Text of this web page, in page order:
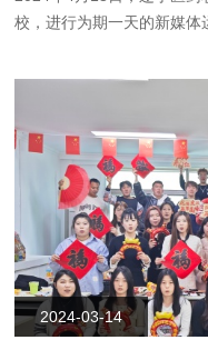
校，进行为期一天的新媒体
2024-03-14